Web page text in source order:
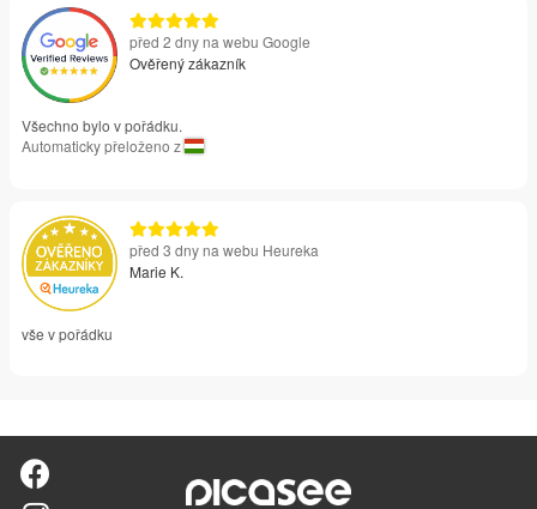
před 2 dny na webu Google
Ověřený zákazník
Všechno bylo v pořádku.
Automaticky přeloženo z
před 3 dny na webu Heureka
Marie K.
vše v pořádku